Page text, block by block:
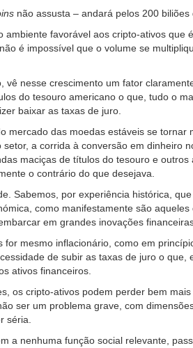
não assusta – andará pelos 200 biliões
favorável aos cripto-ativos que
é impossível que o volume se
vê nesse crescimento um fator
do tesouro americano o que, tudo o
baixar as taxas de juro.
mercado das moedas estáveis se tornar
a corrida à conversão em dinheiro
maciças de títulos do tesouro e outros
o contrário do que desejava.
Sabemos, por experiência histórica,
como manifestamente são aqueles
em grandes inovações
mesmo inflacionário, como em
de subir as taxas de juro o que,
ativos financeiros.
os cripto-ativos podem perder bem
ser um problema grave, com
séria.
a nenhuma função social relevante,